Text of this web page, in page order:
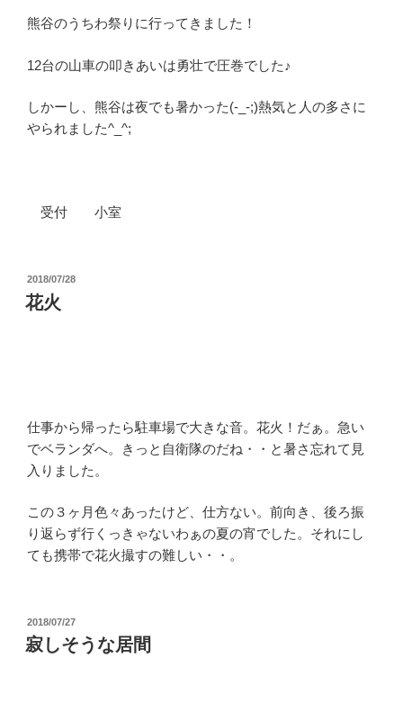
熊谷のうちわ祭りに行ってきました！
12台の山車の叩きあいは勇壮で圧巻でした♪
しかーし、熊谷は夜でも暑かった(-_-;)熱気と人の多さに
やられました^_^;
受付 小室
投
稿
日:
2018/07/28
花火
仕事から帰ったら駐車場で大きな音。花火！だぁ。急い
でベランダへ。きっと自衛隊のだね・・と暑さ忘れて見
入りました。
この３ヶ月色々あったけど、仕方ない。前向き、後ろ振
り返らず行くっきゃないわぁの夏の宵でした。それにし
ても携帯で花火撮すの難しい・・。
投
稿
日:
2018/07/27
寂しそうな居間